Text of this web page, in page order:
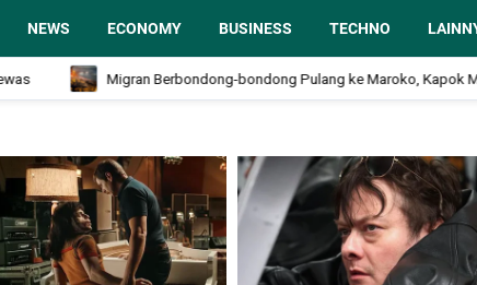
NEWS ECONOMY BUSINESS TECHNO
Migran Berbondong-bondong Pulang ke Maroko, Kapok